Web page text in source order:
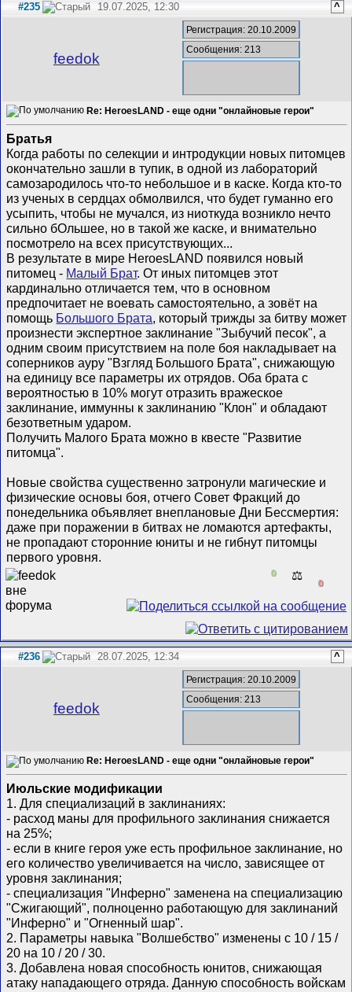
#235 19.07.2025, 12:30 ^
feedok
Регистрация: 20.10.2009
Сообщения: 213
Re: HeroesLAND - еще одни "онлайновые герои"
Братья
Когда работы по селекции и интродукции новых питомцев
окончательно зашли в тупик, в одной из лабораторий
самозародилось что-то небольшое и в каске. Когда кто-то
из ученых в сердцах обмолвился, что будет гуманно его
усыпить, чтобы не мучался, из ниоткуда возникло нечто
сильно бОльшее, но в такой же каске, и внимательно
посмотрело на всех присутствующих...
В результате в мире HeroesLAND появился новый
питомец - Малый Брат. От иных питомцев этот
кардинально отличается тем, что в основном
предпочитает не воевать самостоятельно, а зовёт на
помощь Большого Брата, который трижды за битву может
произнести экспертное заклинание "Зыбучий песок", а
одним своим присутствием на поле боя накладывает на
соперников ауру "Взгляд Большого Брата", снижающую
на единицу все параметры их отрядов. Оба брата с
вероятностью в 10% могут отразить вражеское
заклинание, иммунны к заклинанию "Клон" и обладают
безответным ударом.
Получить Малого Брата можно в квесте "Развитие
питомца".
Новые свойства существенно затронули магические и
физические основы боя, отчего Совет Фракций до
понедельника объявляет внеплановые Дни Бессмертия:
даже при поражении в битвах не ломаются артефакты,
не пропадают сторонние юниты и не гибнут питомцы
первого уровня.
0 ⚖️
0
#236 28.07.2025, 12:34 ^
feedok
Регистрация: 20.10.2009
Сообщения: 213
Re: HeroesLAND - еще одни "онлайновые герои"
Июльские модификации
1. Для специализаций в заклинаниях:
- расход маны для профильного заклинания снижается
на 25%;
- если в книге героя уже есть профильное заклинание, но
его количество увеличивается на число, зависящее от
уровня заклинания;
- специализация "Инферно" заменена на специализацию
"Сжигающий", полноценно работающую для заклинаний
"Инферно" и "Огненный шар".
2. Параметры навыка "Волшебство" изменены с 10 / 15 /
20 на 10 / 20 / 30.
3. Добавлена новая способность юнитов, снижающая
атаку нападающего отряда. Данную способность войскам